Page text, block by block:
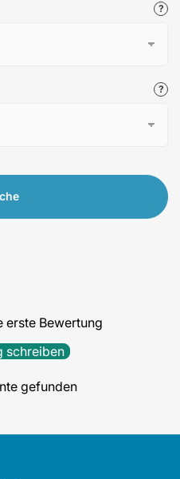
erste Bewertung
schreiben
gefunden